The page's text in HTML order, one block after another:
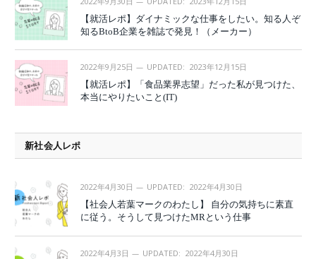
【就活レポ】ダイナミックな仕事をしたい。知る人ぞ
知るBtoB企業を雑誌で発見！（メーカー）
2022年9月25日 UPDATED: 2023年12月15日
【就活レポ】「食品業界志望」だった私が見つけた、
本当にやりたいこと(IT)
新社会人レポ
2022年4月30日 UPDATED: 2022年4月30日
【社会人若葉マークのわたし】 自分の気持ちに素直
に従う。そうして見つけたMRという仕事
2022年4月3日 UPDATED: 2022年4月30日